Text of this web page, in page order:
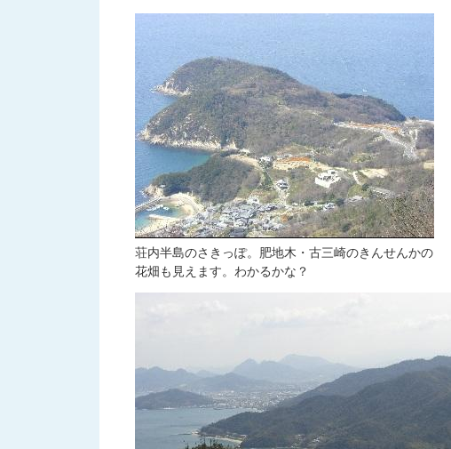
荘内半島のさきっぽ。肥地木・古三崎のきんせんかの
花畑も見えます。わかるかな？